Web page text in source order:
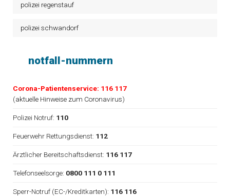
polizei regenstauf
polizei schwandorf
notfall-nummern
Corona-Patientenservice: 116 117
(aktuelle Hinweise zum Coronavirus)
Polizei Notruf: 110
Feuerwehr Rettungsdienst: 112
Ärztlicher Bereitschaftsdienst: 116 117
Telefonseelsorge: 0800 111 0 111
Sperr-Notruf (EC-/Kreditkarten): 116 116